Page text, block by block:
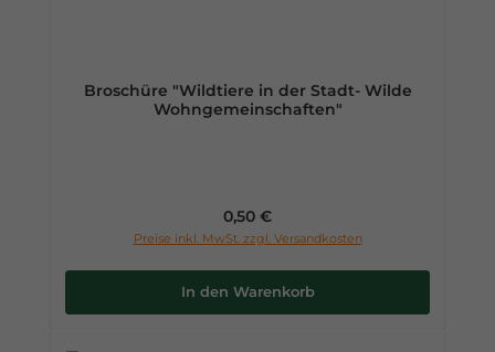
Broschüre "Wildtiere in der Stadt- Wilde
Wohngemeinschaften"
Regulärer Preis:
0,50 €
Preise inkl. MwSt. zzgl. Versandkosten
In den Warenkorb